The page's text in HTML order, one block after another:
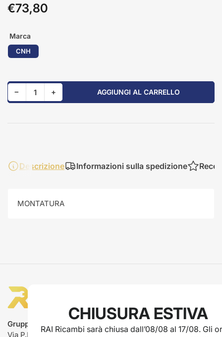
Prezzo
standard
€73,80
Marca
CNH
−Riduci quantità per 84217065
Quantità +Aumenta quantità per 84217065 AGGIUNGI AL CARRELLO
Descrizione Informazioni sulla spedizione
MONTATURA
Gruppo Rai ricambi
Via P.L. Nervi, 66
CHIUSURA ESTIVA
RAI Ricambi sarà chiusa dall’08/08 al 17/08. Gli